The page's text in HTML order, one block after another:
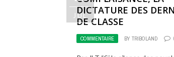
JUL
DICTATURE DES
DE CLASSE
COMMENTAIRE BY TRIBOLAND